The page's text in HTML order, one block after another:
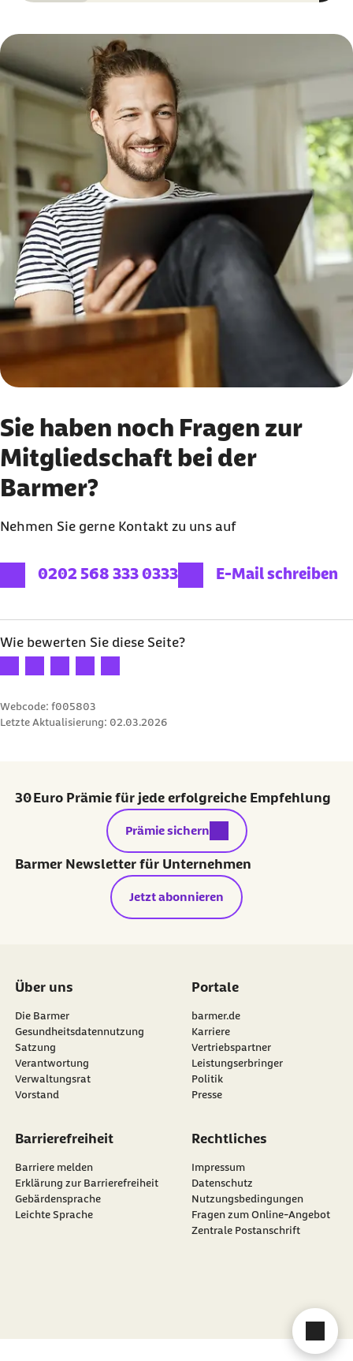
Sie haben noch Fragen zur
Mitgliedschaft bei der
Barmer?
Nehmen Sie gerne Kontakt zu uns auf
externer Link:
0202 568 333 0333 externer Link:
E-Mail schreiben
Wie bewerten Sie diese Seite?
Webcode: f005803
Letzte Aktualisierung: 02.03.2026
30 Euro Prämie für jede erfolgreiche Empfehlung
externer Link:
Prämie sichern
Barmer Newsletter für Unternehmen
Jetzt abonnieren
Über uns
Die Barmer
Gesundheitsdatennutzung
Satzung
Verantwortung
Verwaltungsrat
Vorstand
Portale
barmer.de
Karriere
Vertriebspartner
Leistungserbringer
Politik
Presse
Barrierefreiheit
Barriere melden
Erklärung zur Barrierefreiheit
Gebärdensprache
Leichte Sprache
Rechtliches
Impressum
Datenschutz
Nutzungsbedingungen
Fragen zum Online-Angebot
Zentrale Postanschrift